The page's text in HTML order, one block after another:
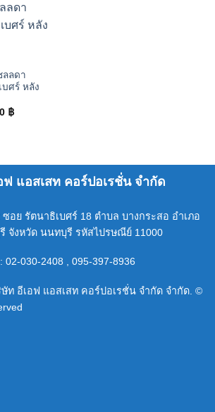
ลลดา
ศร์ หลัง
฿
ฟ แอสเสท คอร์ปอเรชั่น จำกัด
อย รัตนาธิเบศร์ 18 ตำบล บางกระสอ อำเภอ
จังหวัด นนทบุรี รหัสไปรษณีย์ 11000
02-030-2408 , 095-397-8936
ท อีเอฟ แอสเสท คอร์ปอเรชั่น จำกัด จำกัด. ©